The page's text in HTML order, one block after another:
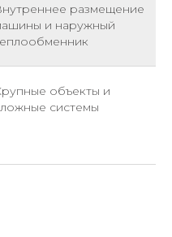
размещение
и наружный
объекты и
системы